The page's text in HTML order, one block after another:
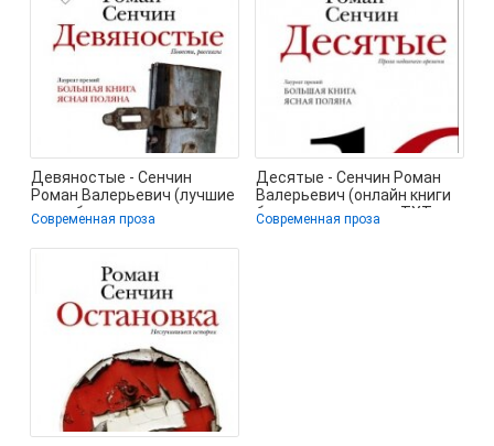
Девяностые - Сенчин
Роман Валерьевич (лучшие
книги без регистрации
.TXT, .FB2) 📗
Современная проза
Десятые - Сенчин Роман
Валерьевич (онлайн книги
бесплатно полные .TXT,
.FB2) 📗
Современная проза